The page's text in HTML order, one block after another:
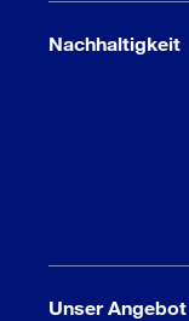
Nachhaltigkeit
Unser Angebot